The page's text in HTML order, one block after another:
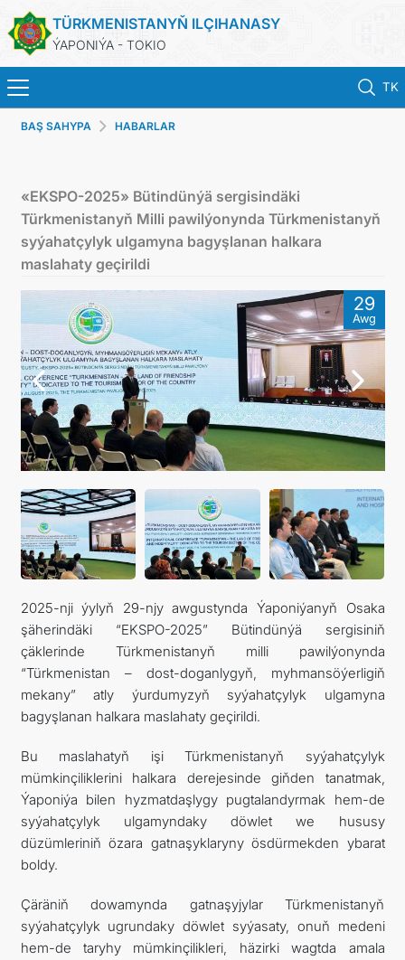
TÜRKMENISTANYŇ ILÇIHANASY
ÝAPONIÝA - TOKIO
TK
BAŞ SAHYPA
TÜRKMENISTAN
ARAGATNAŞYK
FOLLOW US ON INSTAGRAM
INVEST TO TURKMENISTAN! PROJECTS AND USEFUL
INFORMATION
BAŞ SAHYPA HABARLAR
«EKSPO-2025» Bütindünýä sergisindäki
Türkmenistanyň Milli pawilýonynda Türkmenistanyň
syýahatçylyk ulgamyna bagyşlanan halkara
maslahaty geçirildi
29
Awg
2025-nji ýylyň 29-njy awgustynda Ýaponiýanyň Osaka
şäherindäki “EKSPO-2025” Bütindünýä sergisiniň
çäklerinde Türkmenistanyň milli pawilýonynda
“Türkmenistan – dost-doganlygyň, myhmansöýerligiň
mekany” atly ýurdumyzyň syýahatçylyk ulgamyna
bagyşlanan halkara maslahaty geçirildi.
Bu maslahatyň işi Türkmenistanyň syýahatçylyk
mümkinçiliklerini halkara derejesinde giňden tanatmak,
Ýaponiýa bilen hyzmatdaşlygy pugtalandyrmak hem-de
syýahatçylyk ulgamyndaky döwlet we hususy
düzümleriniň özara gatnaşyklaryny ösdürmekden ybarat
boldy.
Çäräniň dowamynda gatnaşyjylar Türkmenistanyň
syýahatçylyk ugrundaky döwlet syýasaty, onuň medeni
hem-de taryhy mümkinçilikleri, häzirki wagtda amala